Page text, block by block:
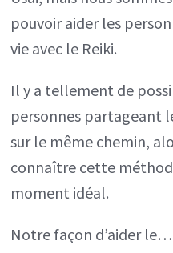
pouvoir aider les
vie avec le Reiki.
Il y a tellement de
personnes partageant
sur le même chemin,
connaître cette
moment idéal.⁣⁣
Notre façon d’aider le…